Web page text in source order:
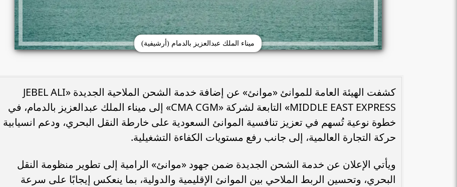
ميناء الملك عبدالعزيز بالدمام (أرشيفية)
كشفت الهيئة العامة للموانئ «موانئ» عن إضافة خدمة الشحن الملاحية الجديدة «JEBEL ALI
MIDDLE EAST EXPRESS» التابعة لشركة «CMA CGM» إلى ميناء الملك عبدالعزيز بالدمام، في
خطوة نوعية تُسهم في تعزيز تنافسية الموانئ السعودية على خارطة النقل البحري، ودعم انسيابية
حركة التجارة العالمية، إلى جانب رفع مستويات الكفاءة التشغيلية.
ويأتي الإعلان عن خدمة الشحن الجديدة ضمن جهود «موانئ» الرامية إلى تطوير منظومة النقل
البحري، وتحسين الربط الملاحي بين الموانئ الإقليمية والدولية، بما ينعكس إيجابًا على سرعة